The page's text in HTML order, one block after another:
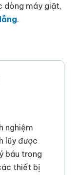
dòng máy giặt,
.
nghiệm
lũy được
báu trong
thiết bị